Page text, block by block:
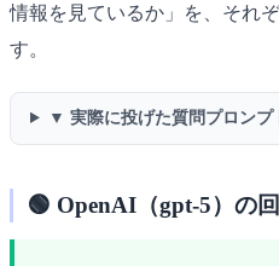
情報を見ているか」を、それ
す。
▼ 実際に投げた質問プロンプ
🟢 OpenAI（gpt-5）の